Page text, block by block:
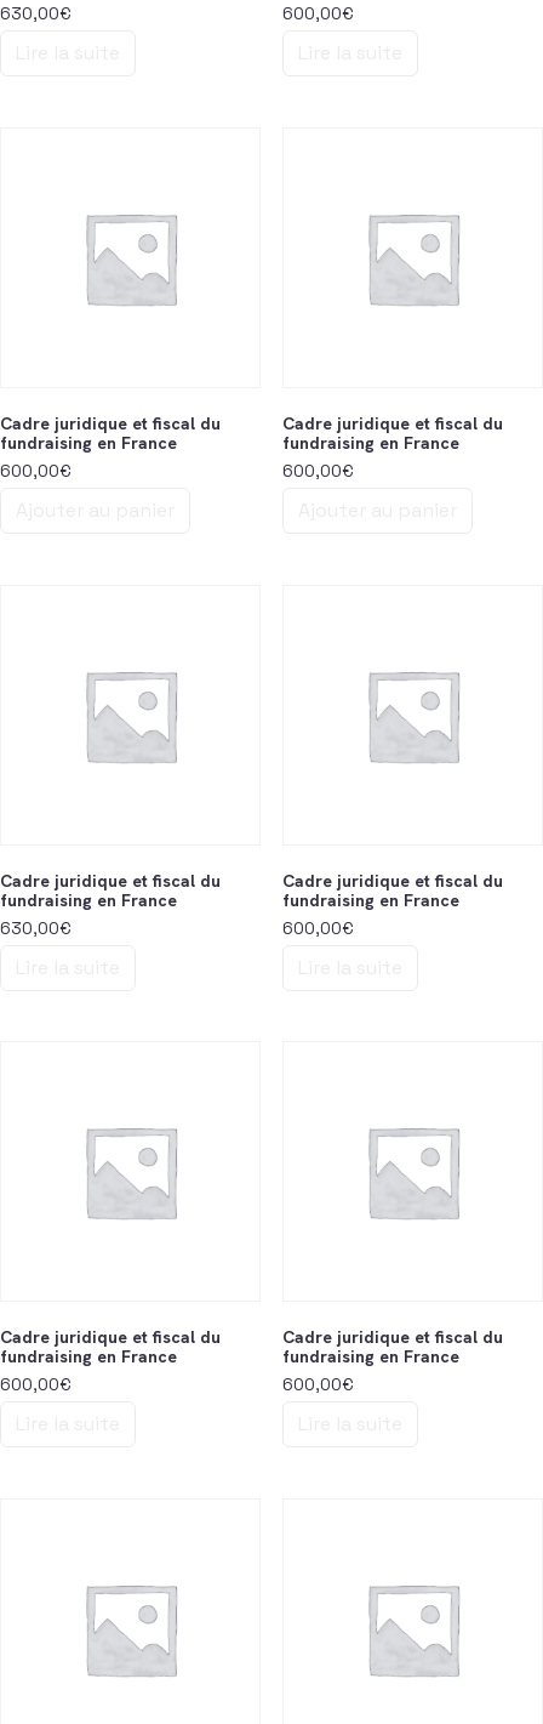
630,00€
600,00€
Cadre juridique et fiscal du
fundraising en France
600,00€
Cadre juridique et fiscal du
fundraising en France
600,00€
Cadre juridique et fiscal du
fundraising en France
630,00€
Cadre juridique et fiscal du
fundraising en France
600,00€
Cadre juridique et fiscal du
fundraising en France
600,00€
Cadre juridique et fiscal du
fundraising en France
600,00€